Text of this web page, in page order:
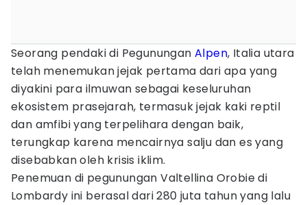
Seorang pendaki di Pegunungan Alpen, Italia utara
telah menemukan jejak pertama dari apa yang
diyakini para ilmuwan sebagai keseluruhan
ekosistem prasejarah, termasuk jejak kaki reptil
dan amfibi yang terpelihara dengan baik,
terungkap karena mencairnya salju dan es yang
disebabkan oleh krisis iklim.
Penemuan di pegunungan Valtellina Orobie di
Lombardy ini berasal dari 280 juta tahun yang lalu